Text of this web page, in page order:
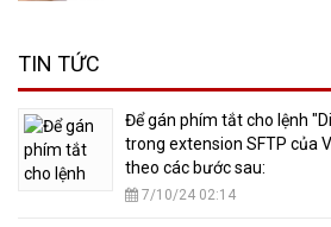
TIN TỨC
​Để gán phím tắt cho lệnh
trong extension SFTP của
theo các bước sau:
7/10/24 02:14